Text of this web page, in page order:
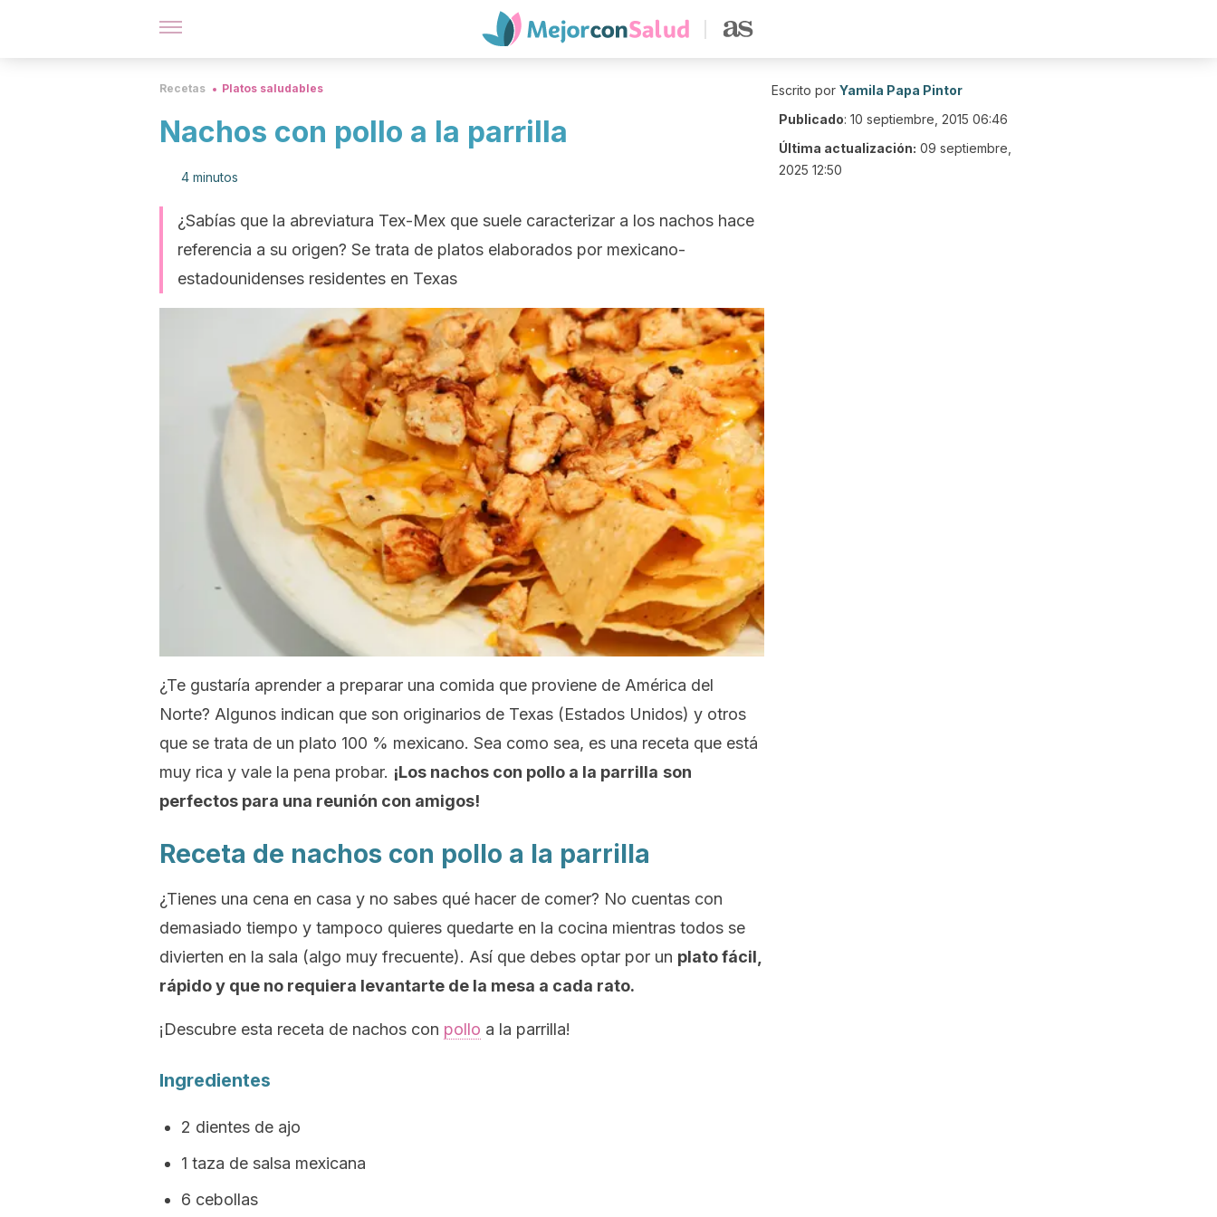
Recetas Platos saludables
Nachos con pollo a la parrilla
4 minutos
¿Sabías que la abreviatura Tex-Mex que suele caracterizar a los nachos hace
referencia a su origen? Se trata de platos elaborados por mexicano-
estadounidenses residentes en Texas
¿Te gustaría aprender a preparar una comida que proviene de América del
Norte? Algunos indican que son originarios de Texas (Estados Unidos) y otros
que se trata de un plato 100 % mexicano. Sea como sea, es una receta que está
muy rica y vale la pena probar. ¡Los nachos con pollo a la parrilla son
perfectos para una reunión con amigos!
Receta de nachos con pollo a la parrilla
¿Tienes una cena en casa y no sabes qué hacer de comer? No cuentas con
demasiado tiempo y tampoco quieres quedarte en la cocina mientras todos se
divierten en la sala (algo muy frecuente). Así que debes optar por un plato fácil,
rápido y que no requiera levantarte de la mesa a cada rato.
¡Descubre esta receta de nachos con pollo a la parrilla!
Ingredientes
2 dientes de ajo
1 taza de salsa mexicana
6 cebollas
Escrito por Yamila Papa Pintor
Publicado: 10 septiembre, 2015 06:46
Última actualización: 09 septiembre,
2025 12:50